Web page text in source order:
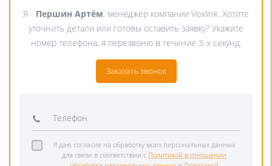
Я - Першин Артём, менеджер компании Voxlink. Хотите
уточнить детали или готовы оставить заявку? Укажите
номер телефона, я перезвоню в течение 3-х секунд.
Заказать звонок
Я даю согласие на обработку моих персональных данных
для связи в соответствии с Политикой в отношении